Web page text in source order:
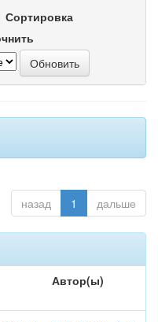
Сортировка
назад 1 дальше
Автор(ы)